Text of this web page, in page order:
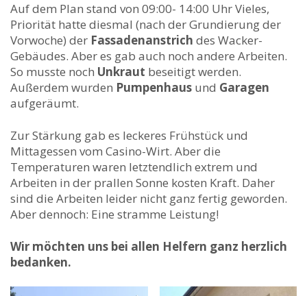
Auf dem Plan stand von 09:00- 14:00 Uhr Vieles,
Priorität hatte diesmal (nach der Grundierung der
Vorwoche) der Fassadenanstrich des Wacker-
Gebäudes. Aber es gab auch noch andere Arbeiten.
So musste noch Unkraut beseitigt werden.
Außerdem wurden Pumpenhaus und Garagen
aufgeräumt.
Zur Stärkung gab es leckeres Frühstück und
Mittagessen vom Casino-Wirt. Aber die
Temperaturen waren letztendlich extrem und
Arbeiten in der prallen Sonne kosten Kraft. Daher
sind die Arbeiten leider nicht ganz fertig geworden.
Aber dennoch: Eine stramme Leistung!
Wir möchten uns bei allen Helfern ganz herzlich
bedanken.